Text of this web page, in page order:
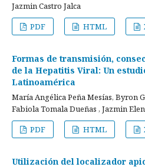
Jazmin Castro Jalca
PDF
HTML
Formas de transmisión,
de la Hepatitis Viral: Un
Latinoamérica
María Angélica Peña Mesías, Byron
Fabiola Tomala Dueñas , Jazmin
PDF
HTML
Utilización del localizador